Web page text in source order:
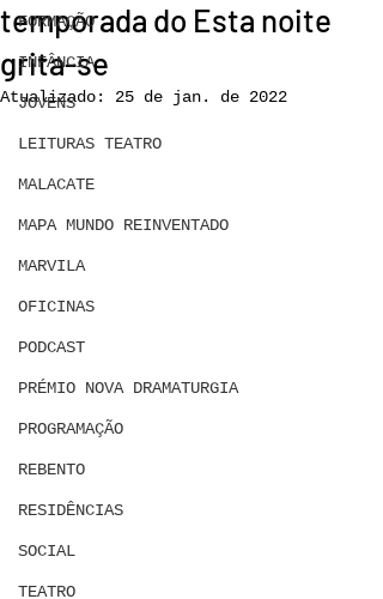
FORMAÇÃO
INFÂNCIA
JOVENS
LEITURAS TEATRO
MALACATE
MAPA MUNDO REINVENTADO
MARVILA
OFICINAS
PODCAST
PRÉMIO NOVA DRAMATURGIA
PROGRAMAÇÃO
REBENTO
RESIDÊNCIAS
SOCIAL
TEATRO
temporada do Esta noite
grita-se
Atualizado: 25 de jan. de 2022